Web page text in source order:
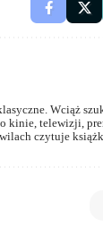
Wciąż
kinie, telewizji,
czytuje